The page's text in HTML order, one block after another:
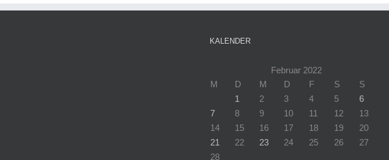
KALENDER
Februar 2022
M
D M D F S
S
1
2 3 4 5
6
7
8 9 10 11 12
13
14
15 16 17 18 19
20
21
22 23 24 25 26
27
28